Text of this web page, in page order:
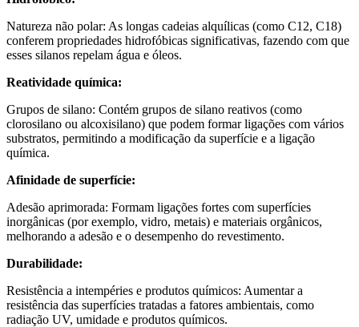
Natureza não polar: As longas cadeias alquílicas (como C12, C18)
conferem propriedades hidrofóbicas significativas, fazendo com que
esses silanos repelam água e óleos.
Reatividade química:
Grupos de silano: Contém grupos de silano reativos (como
clorosilano ou alcoxisilano) que podem formar ligações com vários
substratos, permitindo a modificação da superfície e a ligação
química.
Afinidade de superfície:
Adesão aprimorada: Formam ligações fortes com superfícies
inorgânicas (por exemplo, vidro, metais) e materiais orgânicos,
melhorando a adesão e o desempenho do revestimento.
Durabilidade:
Resistência a intempéries e produtos químicos: Aumentar a
resistência das superfícies tratadas a fatores ambientais, como
radiação UV, umidade e produtos químicos.